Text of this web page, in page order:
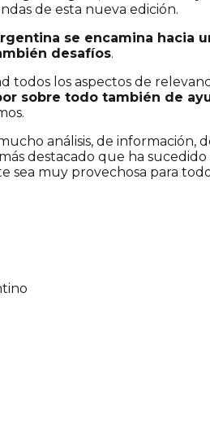
de esta nueva edición.
se encamina hacia
desafíos.
todos los aspectos de
sobre todo también de
análisis, de
destacado que ha
muy provechosa para